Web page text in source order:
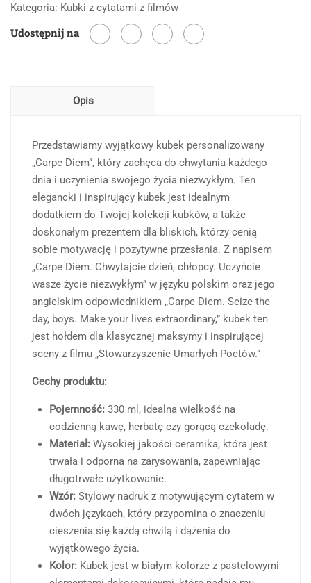
dzień.
Chwytajcie
Kategoria: Kubki z cytatami z filmów
Udostępnij na
Opis
Przedstawiamy wyjątkowy kubek personalizowany
„Carpe Diem”, który zachęca do chwytania każdego
dnia i uczynienia swojego życia niezwykłym. Ten
elegancki i inspirujący kubek jest idealnym
dodatkiem do Twojej kolekcji kubków, a także
doskonałym prezentem dla bliskich, którzy cenią
sobie motywację i pozytywne przesłania. Z napisem
„Carpe Diem. Chwytajcie dzień, chłopcy. Uczyńcie
wasze życie niezwykłym” w języku polskim oraz jego
angielskim odpowiednikiem „Carpe Diem. Seize the
day, boys. Make your lives extraordinary,” kubek ten
jest hołdem dla klasycznej maksymy i inspirującej
sceny z filmu „Stowarzyszenie Umarłych Poetów.”
Cechy produktu:
Pojemność: 330 ml, idealna wielkość na
codzienną kawę, herbatę czy gorącą czekoladę.
Materiał: Wysokiej jakości ceramika, która jest
trwała i odporna na zarysowania, zapewniając
długotrwałe użytkowanie.
Wzór: Stylowy nadruk z motywującym cytatem w
dwóch językach, który przypomina o znaczeniu
cieszenia się każdą chwilą i dążenia do
wyjątkowego życia.
Kolor: Kubek jest w białym kolorze z pastelowymi